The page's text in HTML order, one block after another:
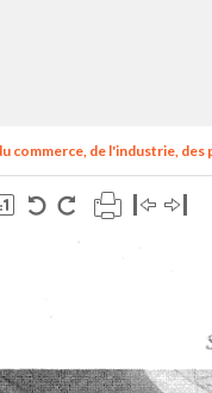
commerce, de l'industrie,